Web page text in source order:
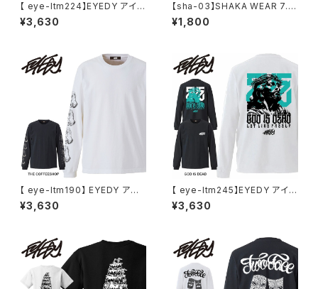
【 eye-ltm224】EYEDY アイデ
ィー 大きいサイズ メンズ ロング
Tシャツ STAY GOLD ロンT
HITE BLACK
¥3,630
【sha-03】SHAKA WEAR 7.5
OZ MAX HEAVYWEIGHT SH
ORT SLEEVE TEE 半袖 Tシャ
¥1,800
【 eye-ltm190】 EYEDY アイ
ディー TCS コーヒーショップ
ロングスリーブT ロンT クルー
いサイズ おしゃれ かっこいい メ
ンズ ホワイト ブラック
¥3,630
【 eye-ltm245】EYEDY アイデ
ィー 大きいサイズ メンズ ロング
Tシャツ GOD IS DEAD ロンT
HITE BLACK ホワイト ブラック
¥3,630